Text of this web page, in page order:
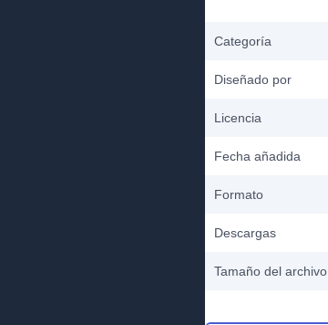
Categoría
Diseñado por
Licencia
Fecha añadida
Formato
Descargas
Tamaño del archivo